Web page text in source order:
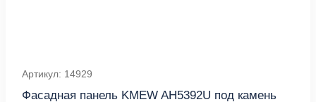
Артикул: 14929
Фасадная панель KMEW AH5392U под камень